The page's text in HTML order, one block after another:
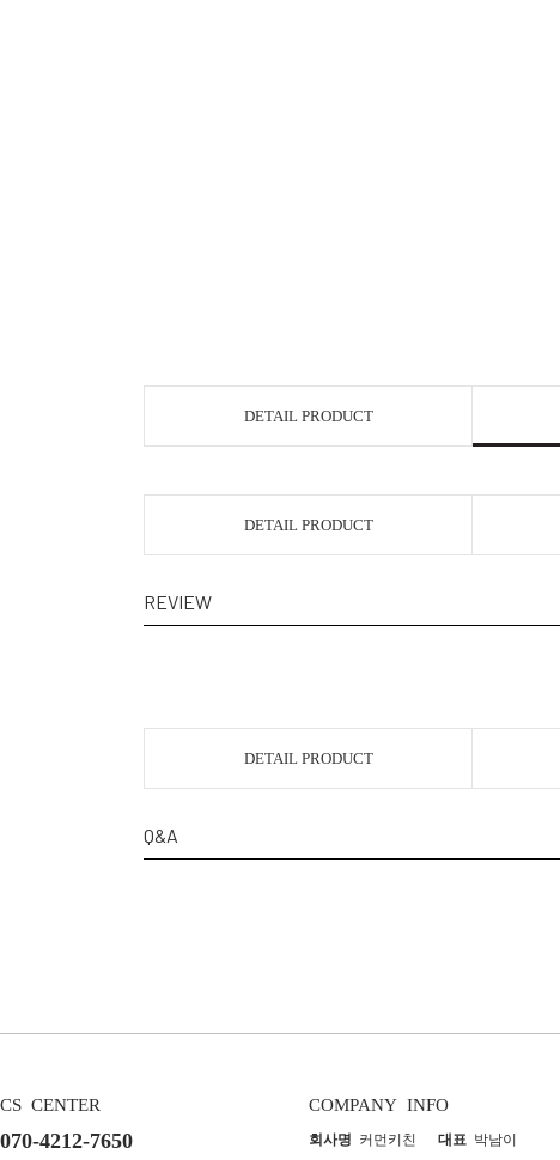
DETAIL PRODUCT
DETAIL PRODUCT
REVIEW
DETAIL PRODUCT
Q&A
CS CENTER
070-4212-7650
COMPANY INFO
회사명 커먼키친 대표 박남이